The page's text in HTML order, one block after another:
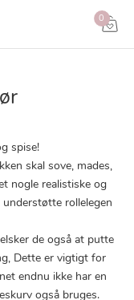
0
spise!
skal sove, mades,
nogle realistiske og
rollelegen
de også at putte
Dette er vigtigt for
endnu ikke har en
også bruges.